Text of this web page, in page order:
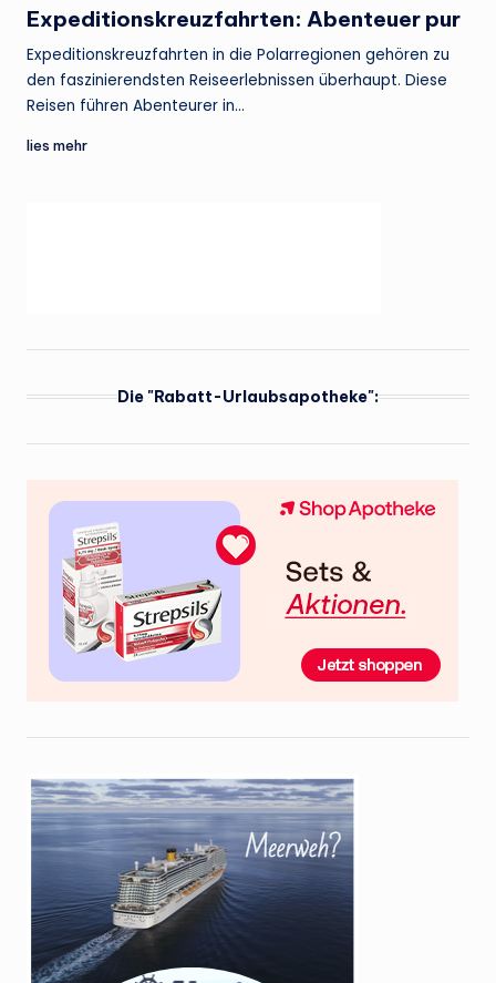
Expeditionskreuzfahrten: Abenteuer pur
Expeditionskreuzfahrten in die Polarregionen gehören zu
den faszinierendsten Reiseerlebnissen überhaupt. Diese
Reisen führen Abenteurer in…
lies mehr
Die "Rabatt-Urlaubsapotheke":